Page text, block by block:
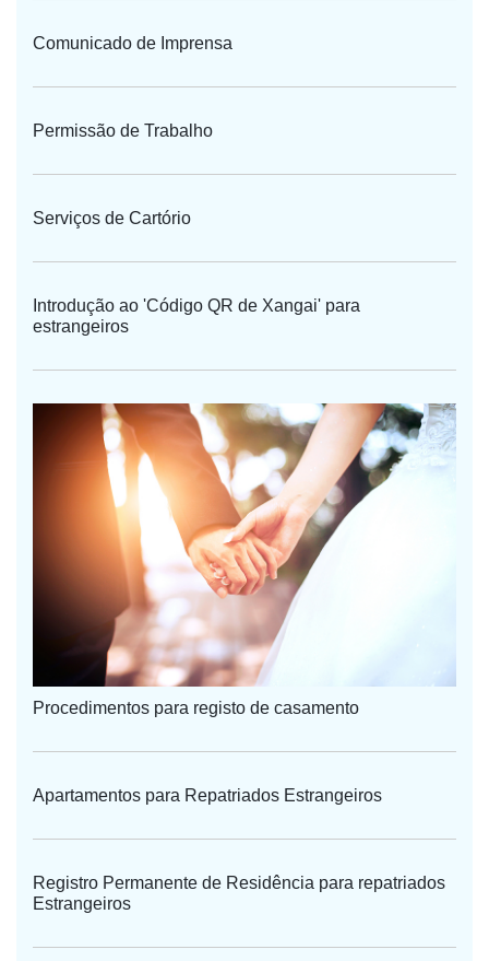
Comunicado de Imprensa
Permissão de Trabalho
Serviços de Cartório
Introdução ao 'Código QR de Xangai' para
estrangeiros
Procedimentos para registo de casamento
Apartamentos para Repatriados Estrangeiros
Registro Permanente de Residência para repatriados
Estrangeiros